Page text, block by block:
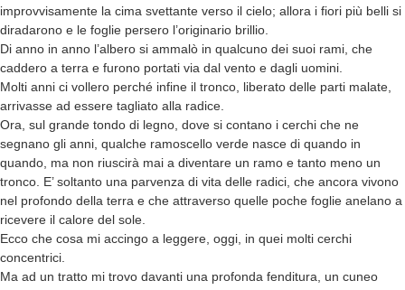
improvvisamente la cima svettante verso il cielo; allora i fiori più belli si
diradarono e le foglie persero l’originario brillio.
Di anno in anno l’albero si ammalò in qualcuno dei suoi rami, che
caddero a terra e furono portati via dal vento e dagli uomini.
Molti anni ci vollero perché infine il tronco, liberato delle parti malate,
arrivasse ad essere tagliato alla radice.
Ora, sul grande tondo di legno, dove si contano i cerchi che ne
segnano gli anni, qualche ramoscello verde nasce di quando in
quando, ma non riuscirà mai a diventare un ramo e tanto meno un
tronco. E’ soltanto una parvenza di vita delle radici, che ancora vivono
nel profondo della terra e che attraverso quelle poche foglie anelano a
ricevere il calore del sole.
Ecco che cosa mi accingo a leggere, oggi, in quei molti cerchi
concentrici.
Ma ad un tratto mi trovo davanti una profonda fenditura, un cuneo